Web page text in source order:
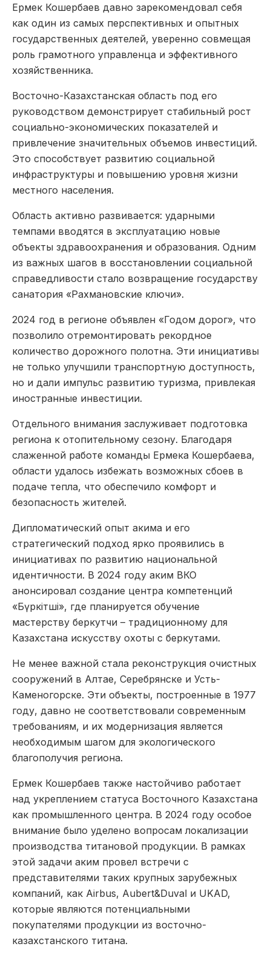
Ермек Кошербаев давно зарекомендовал себя
как один из самых перспективных и опытных
государственных деятелей, уверенно совмещая
роль грамотного управленца и эффективного
хозяйственника.
Восточно-Казахстанская область под его
руководством демонстрирует стабильный рост
социально-экономических показателей и
привлечение значительных объемов инвестиций.
Это способствует развитию социальной
инфраструктуры и повышению уровня жизни
местного населения.
Область активно развивается: ударными
темпами вводятся в эксплуатацию новые
объекты здравоохранения и образования. Одним
из важных шагов в восстановлении социальной
справедливости стало возвращение государству
санатория «Рахмановские ключи».
2024 год в регионе объявлен «Годом дорог», что
позволило отремонтировать рекордное
количество дорожного полотна. Эти инициативы
не только улучшили транспортную доступность,
но и дали импульс развитию туризма, привлекая
иностранные инвестиции.
Отдельного внимания заслуживает подготовка
региона к отопительному сезону. Благодаря
слаженной работе команды Ермека Кошербаева,
области удалось избежать возможных сбоев в
подаче тепла, что обеспечило комфорт и
безопасность жителей.
Дипломатический опыт акима и его
стратегический подход ярко проявились в
инициативах по развитию национальной
идентичности. В 2024 году аким ВКО
анонсировал создание центра компетенций
«Бүркітші», где планируется обучение
мастерству беркутчи – традиционному для
Казахстана искусству охоты с беркутами.
Не менее важной стала реконструкция очистных
сооружений в Алтае, Серебрянске и Усть-
Каменогорске. Эти объекты, построенные в 1977
году, давно не соответствовали современным
требованиям, и их модернизация является
необходимым шагом для экологического
благополучия региона.
Ермек Кошербаев также настойчиво работает
над укреплением статуса Восточного Казахстана
как промышленного центра. В 2024 году особое
внимание было уделено вопросам локализации
производства титановой продукции. В рамках
этой задачи аким провел встречи с
представителями таких крупных зарубежных
компаний, как Airbus, Aubert&Duval и UKAD,
которые являются потенциальными
покупателями продукции из восточно-
казахстанского титана.